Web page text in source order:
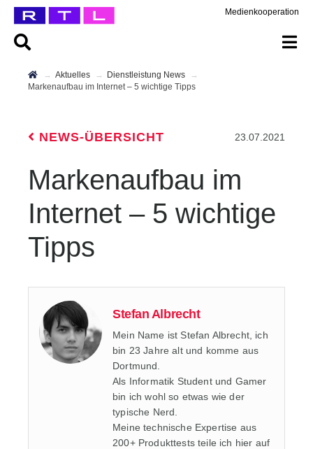
Medienkooperation
Aktuelles
Dienstleistung News
Markenaufbau im Internet – 5 wichtige Tipps
NEWS-ÜBERSICHT 23.07.2021
Markenaufbau im
Internet – 5 wichtige
Tipps
Stefan Albrecht
Mein Name ist Stefan Albrecht, ich
bin 23 Jahre alt und komme aus
Dortmund.
Als Informatik Student und Gamer
bin ich wohl so etwas wie der
typische Nerd.
Meine technische Expertise aus
200+ Produkttests teile ich hier auf